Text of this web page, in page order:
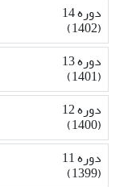
دوره 14
(1402)
دوره 13
(1401)
دوره 12
(1400)
دوره 11
(1399)